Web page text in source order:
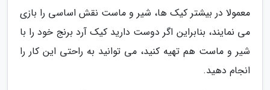
معمولا در بیشتر کیک ها، شیر و ماست نقش اساسی را بازی
می نمایند، بنابراین اگر دوست دارید کیک آرد برنج خود را با
شیر و ماست هم تهیه کنید، می توانید به راحتی این کار را
انجام دهید.